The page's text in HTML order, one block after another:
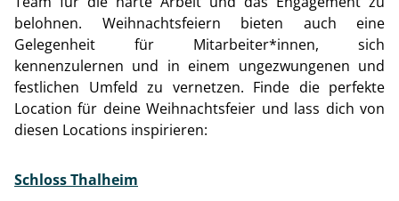
belohnen. Weihnachtsfeiern bieten auch eine
Gelegenheit für Mitarbeiter*innen, sich
kennenzulernen und in einem ungezwungenen und
festlichen Umfeld zu vernetzen. Finde die perfekte
Location für deine Weihnachtsfeier und lass dich von
diesen Locations inspirieren:
Schloss Thalheim